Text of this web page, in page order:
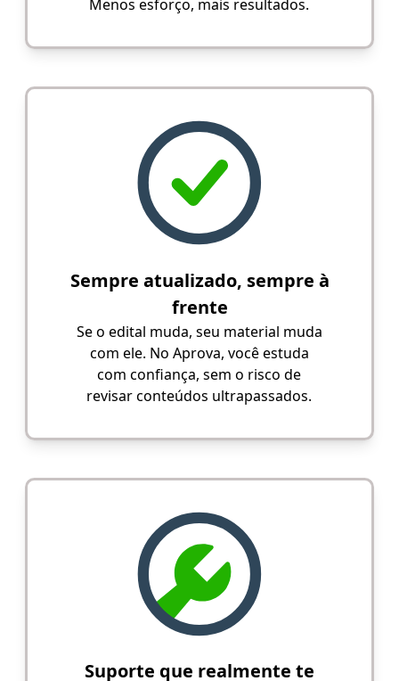
Menos esforço, mais resultados.
Sempre atualizado, sempre à
frente
Se o edital muda, seu material muda
com ele. No Aprova, você estuda
com confiança, sem o risco de
revisar conteúdos ultrapassados.
Suporte que realmente te